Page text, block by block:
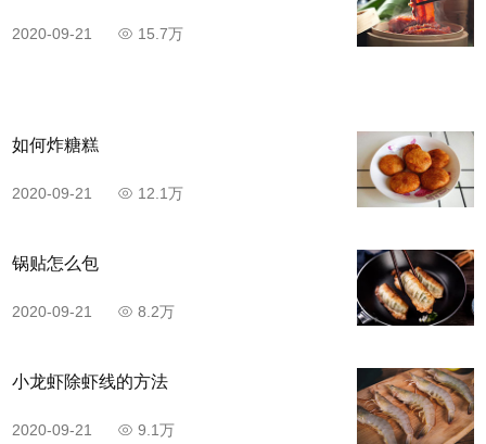
辣椒、花椒、豆瓣酱，放入洋葱、大葱充分炒匀。
步骤9
再加入鱿鱼大火翻炒。
2020-09-21 15.7万
如何炸糖糕
2020-09-21 12.1万
锅贴怎么包
2020-09-21 8.2万
小龙虾除虾线的方法
2020-09-21 9.1万